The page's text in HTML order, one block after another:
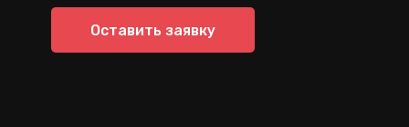
Оставить заявку